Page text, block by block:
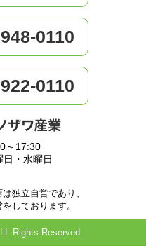
0110
0110
～17:30
日・水曜日
独立自営であり、
しております。
Rights Reserved.